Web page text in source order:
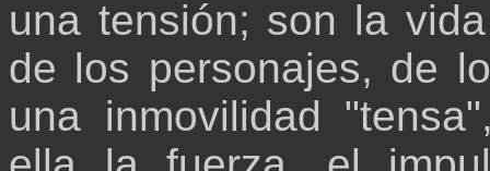
una tensión; son la
de los personajes, de
una inmovilidad